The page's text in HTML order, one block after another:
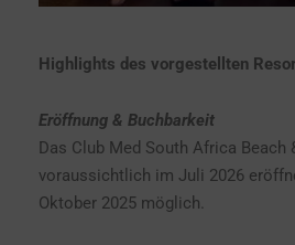
Highlights des vorgestellten
Eröffnung & Buchbarkeit
Das Club Med South Africa Beach
voraussichtlich im Juli 2026
Oktober 2025 möglich.